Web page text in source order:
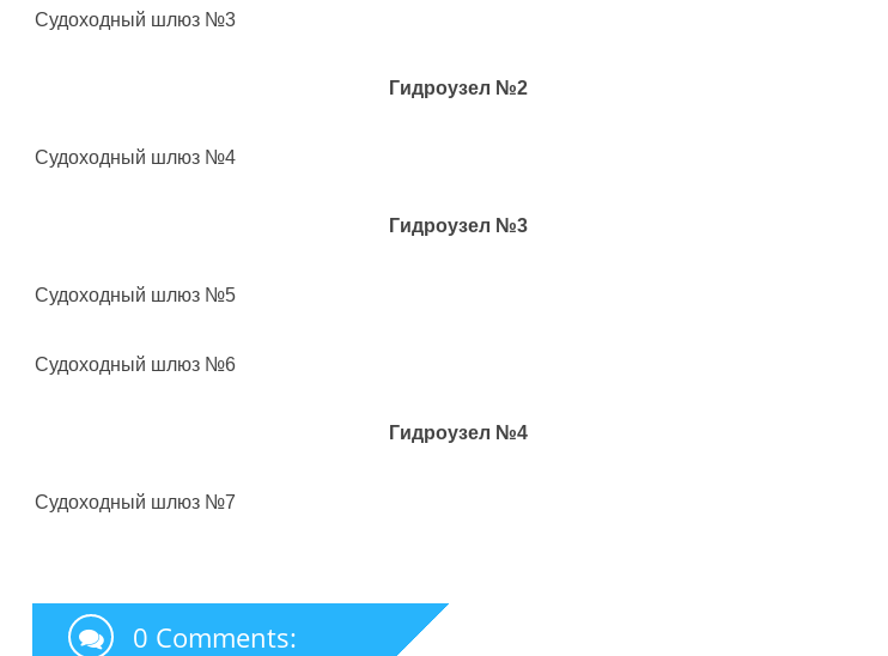
Судоходный шлюз №3
Гидроузел №2
Судоходный шлюз №4
Гидроузел №3
Судоходный шлюз №5
Судоходный шлюз №6
Гидроузел №4
Судоходный шлюз №7
0 Comments: